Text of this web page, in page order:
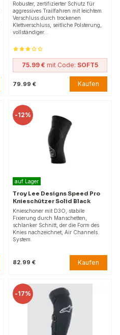
Robuster, zertifizierter Schutz für
aggressives Trailfahren mit leichtem
Verschluss durch trockenen
Klettverschluss, seitliche Polsterung,
vollständiger…
75.99 € mit Code: SOFT5
79.99 € Kaufen
-12%
auf Lager
Troy Lee Designs Speed Pro
Knieschützer Solid Black
Knieschoner mit D3O, stabile
Fixierung durch Manschetten,
schlanker Schnitt, der die Form des
Knies nachzeichnet, Air Channels
System.
82.99 € Kaufen
-17%